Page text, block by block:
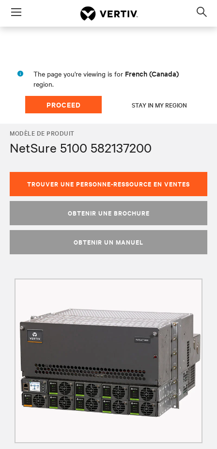
Menu
The page you're viewing is for French (Canada)
region.
PROCEED STAY IN MY REGION
MODÈLE DE PRODUIT
NetSure 5100 582137200
TROUVER UNE PERSONNE-RESSOURCE EN VENTES
OBTENIR UNE BROCHURE
OBTENIR UN MANUEL